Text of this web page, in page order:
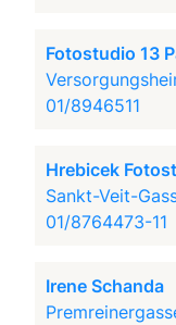
Fotostudio 13
01/8946511
Hrebicek
Sankt-Veit-
01/8764473-11
Irene Schanda